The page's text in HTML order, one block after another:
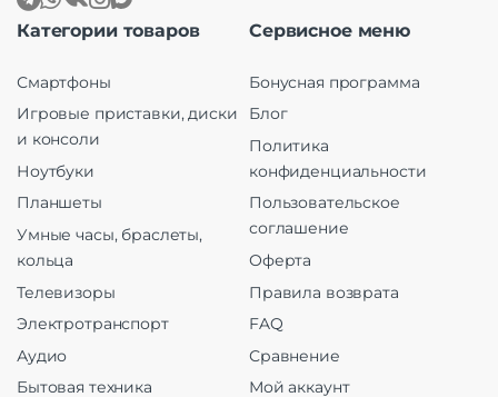
Категории товаров
Смартфоны
Игровые приставки, диски
и консоли
Ноутбуки
Планшеты
Умные часы, браслеты,
кольца
Телевизоры
Электротранспорт
Аудио
Бытовая техника
Сервисное меню
Бонусная программа
Блог
Политика
конфиденциальности
Пользовательское
соглашение
Оферта
Правила возврата
FAQ
Сравнение
Мой аккаунт